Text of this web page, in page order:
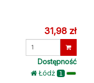
31,98 zł
Wprowadź
Dostępność
Łódż 1